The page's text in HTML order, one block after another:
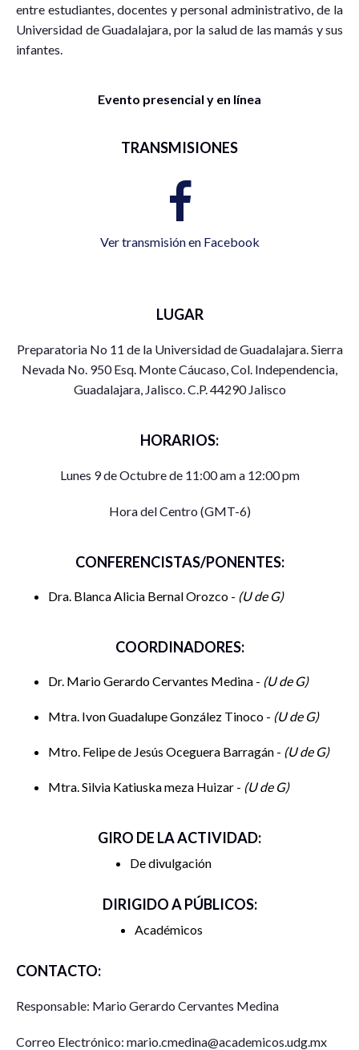
entre estudiantes, docentes y personal administrativo, de la
Universidad de Guadalajara, por la salud de las mamás y sus
infantes.
Evento presencial y en línea
TRANSMISIONES
Ver transmisión en Facebook
LUGAR
Preparatoria No 11 de la Universidad de Guadalajara. Sierra
Nevada No. 950 Esq. Monte Cáucaso, Col. Independencia,
Guadalajara, Jalisco. C.P. 44290 Jalisco
HORARIOS:
Lunes 9 de Octubre de 11:00 am a 12:00 pm
Hora del Centro (GMT-6)
CONFERENCISTAS/PONENTES:
Dra. Blanca Alicia Bernal Orozco - U de G
COORDINADORES:
Dr. Mario Gerardo Cervantes Medina - U de G
Mtra. Ivon Guadalupe González Tinoco - U de G
Mtro. Felipe de Jesús Oceguera Barragán - U de G
Mtra. Silvia Katiuska meza Huizar - U de G
GIRO DE LA ACTIVIDAD:
De divulgación
DIRIGIDO A PÚBLICOS:
Académicos
CONTACTO:
Responsable: Mario Gerardo Cervantes Medina
Correo Electrónico: mario.cmedina@academicos.udg.mx